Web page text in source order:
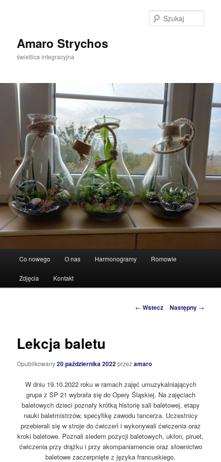
Amaro Strychos
świetlica integracyjna
Przeskocz
do
Co nowego O nas Harmonogramy Romowie
Zdjęcia Kontakt
Zobacz
← Wstecz Następny →
Lekcja baletu
Opublikowany20 października 2022przezamaro
W dniu 19.10.2022 roku w ramach zajęć umuzykalniających
grupa z SP 21 wybrała się do Opery Śląskiej. Na zajęciach
baletowych dzieci poznały krótką historię sali baletowej, etapy
nauki baletmistrzów, specyfikę zawodu tancerza. Uczestnicy
przebierali się w stroje do ćwiczeń i wykonywali ćwiczenia oraz
kroki baletowe. Poznali siedem pozycji baletowych, ukłon, piruet,
ćwiczenia przy drążku i przy akompaniamencie oraz słownictwo
baletowe zaczerpnięte z języka francuskiego.